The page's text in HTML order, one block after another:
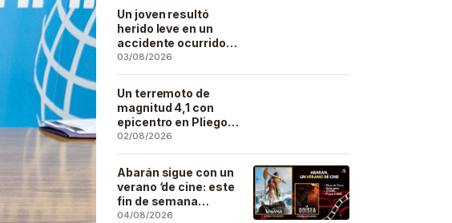
Un joven resultó
herido leve en un
accidente ocurrido
este lunes en la
barriada de San José
Artesano
03/08/2026
Un terremoto de
magnitud 4,1 con
epicentro en Pliego
se deja sentir en
buena parte de la
región
02/08/2026
Abarán sigue con un
verano ‘de cine: este
fin de semana
Vaiana… y después,
04/08/2026